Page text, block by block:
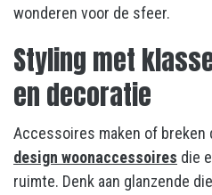
wonderen voor de sfeer.
Styling met
en decoratie
Accessoires maken of breken
design woonaccessoires die
ruimte. Denk aan glanzende